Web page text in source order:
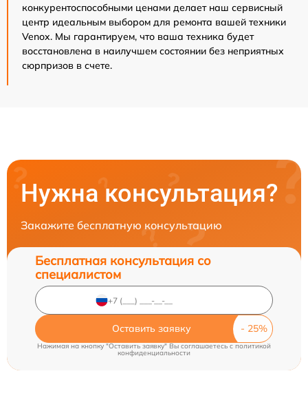
конкурентоспособными ценами делает наш сервисный
центр идеальным выбором для ремонта вашей техники
Venox. Мы гарантируем, что ваша техника будет
восстановлена в наилучшем состоянии без неприятных
сюрпризов в счете.
Нужна консультация?
Закажите бесплатную консультацию
Бесплатная консультация со
специалистом
Оставить заявку
Нажимая на кнопку "Оставить заявку" Вы соглашаетесь cполитикой
конфиденциальности